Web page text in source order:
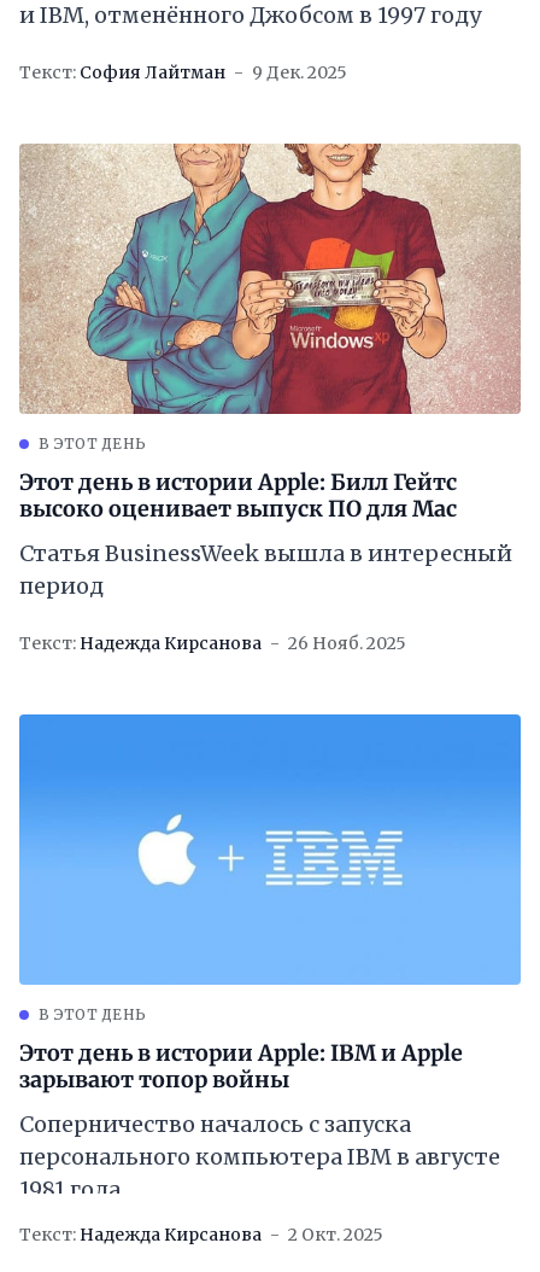
и IBM, отменённого Джобсом в 1997 году
Текст: София Лайтман 9 Дек. 2025
В ЭТОТ ДЕНЬ
Этот день в истории Apple: Билл Гейтс
высоко оценивает выпуск ПО для Mac
Статья BusinessWeek вышла в интересный
период
Текст: Надежда Кирсанова 26 Нояб. 2025
В ЭТОТ ДЕНЬ
Этот день в истории Apple: IBM и Apple
зарывают топор войны
Соперничество началось с запуска
персонального компьютера IBM в августе
1981 года
Текст: Надежда Кирсанова 2 Окт. 2025